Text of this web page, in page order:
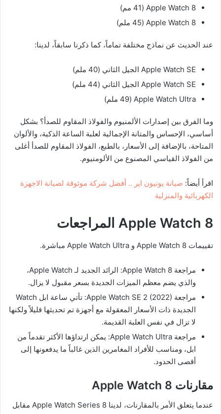
Apple Watch 8 (41 مم)
Apple Watch 8 (45 ملم)
عند الحديث عن نماذج مختلفة تماماً، كما ذكرنا سابقاً، لدينا:
Apple Watch SE الجيل الثاني (40 ملم)
Apple Watch SE الجيل الثاني (44 ملم)
Apple Watch Ultra (49 ملم)
وما الفرق بين إصدارات الألمنيوم والفولاذ المقاوم للصدأ؟ بشكل
أساسي، الإحساس والمتانة الإجمالية لعلبة الساعة الذكية، والألوان
المتاحة، بالإضافة إلى الأسعار، بالطبع، الفولاذ المقاوم للصدأ أغلى
من الفولاذ القياسي المصنوع من الألومنيوم.
اقرأ أيضاً: صيانة يونيون اير .. أفضل شركة موثوقة لصيانة الاجهزة
الكهربائية والمنزلية
Apple Watch 8 المراجعات
تقييمات Apple Watch 8 و Apple Watch Ultra مباشرة.
مراجعة Apple Watch 8: الرائد الجديد لـ Apple Watch،
والذي يضم معظم الميزات الجديدة بسعر مقبول لا يزال.
مراجعة Apple Watch SE 2 (2022): تأتي ساعة ابل Watch
الجديدة ذات الأسعار المعقولة مع أجهزة تم تحديثها قليلاً ولكنها
لا تزال في نفس العلبة القديمة.
مراجعة Apple Watch Ultra: يمكن ارتداؤها الأكثر تقدماً من
ابل، ومناسب للأفراد المغامرين الذين غالباً ما يدفعونها إلى
أقصى الحدود.
مقارنات Apple Watch 8
عندما يتعلق الأمر بالمقارنات، لدينا Apple Watch Series 8 مقابل